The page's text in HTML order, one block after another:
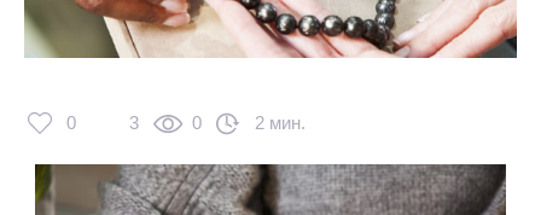
0 3 0 2 мин.